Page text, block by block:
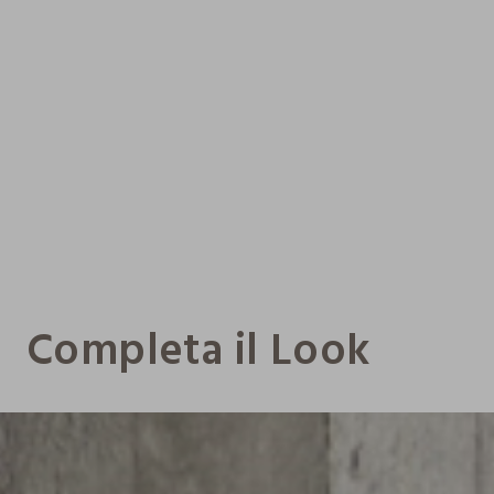
Completa il Look